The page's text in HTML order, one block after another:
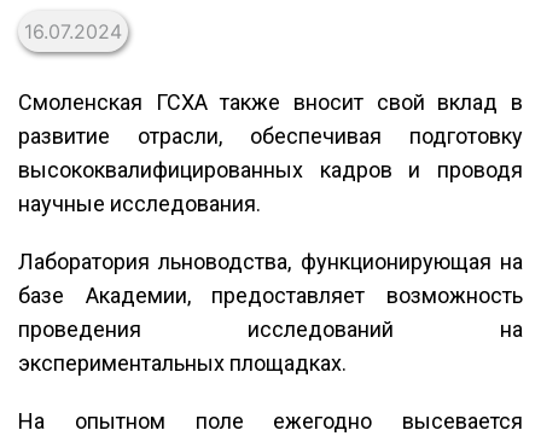
16.07.2024
Смоленская ГСХА также вносит свой вклад в
развитие отрасли, обеспечивая подготовку
высококвалифицированных кадров и проводя
научные исследования.
Лаборатория льноводства, функционирующая на
базе Академии, предоставляет возможность
проведения исследований на
экспериментальных площадках.
На опытном поле ежегодно высевается